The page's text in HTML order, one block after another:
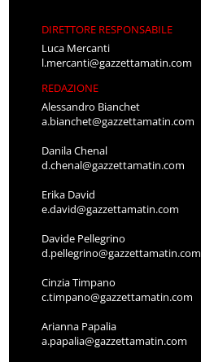
DIRETTORE RESPONSABILE
Luca Mercanti
l.mercanti@gazzettamatin.com
REDAZIONE
Alessandro Bianchet
a.bianchet@gazzettamatin.com
Danila Chenal
d.chenal@gazzettamatin.com
Erika David
e.david@gazzettamatin.com
Davide Pellegrino
d.pellegrino@gazzettamatin.com
Cinzia Timpano
c.timpano@gazzettamatin.com
Arianna Papalia
a.papalia@gazzettamatin.com